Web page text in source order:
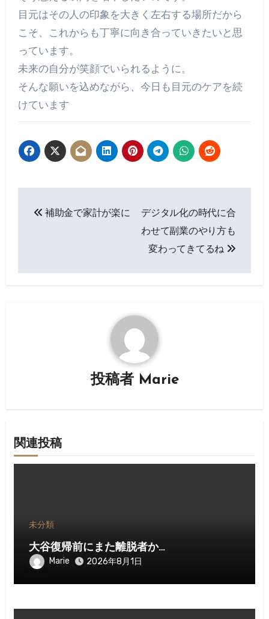
目元はその人の印象を大きく左右する場所だから
こそ、これからも丁寧に向き合っていきたいと思
っています。
未来の自分が笑顔でいられるように。
そんな願いを込めながら、今日も目元のケアを続
けています
ビ
補助金で家計が楽に
デジタル化の時代に合
わせて副業のやり方も
変わってきてるね
投稿者 Marie
関連投稿
未分類
大谷復帰前にまた離脱者か…
Marie 2026年8月1日